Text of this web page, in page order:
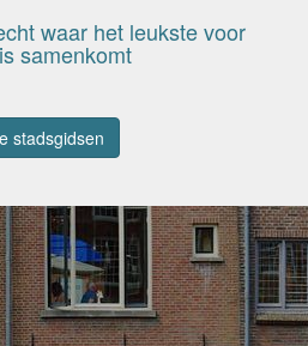
waar het leukste voor
samenkomt
stadsgidsen